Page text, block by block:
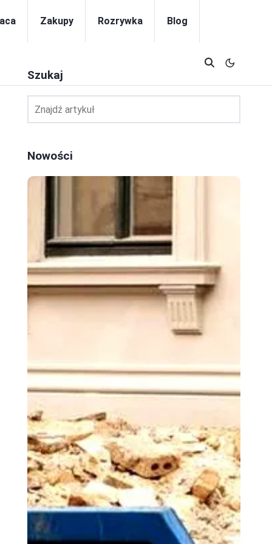
Zakupy Rozrywka Blog
Szukaj
Nowości